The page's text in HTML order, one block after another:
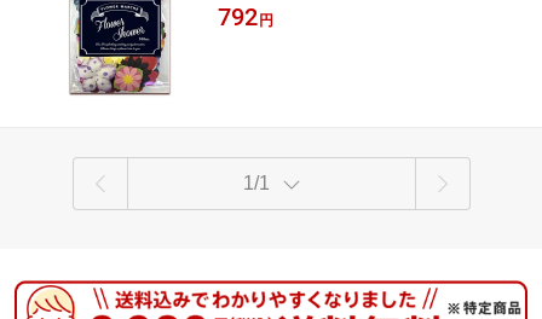
ーツです。 スクラップブックやアルバムに
♪
792 円
1/1